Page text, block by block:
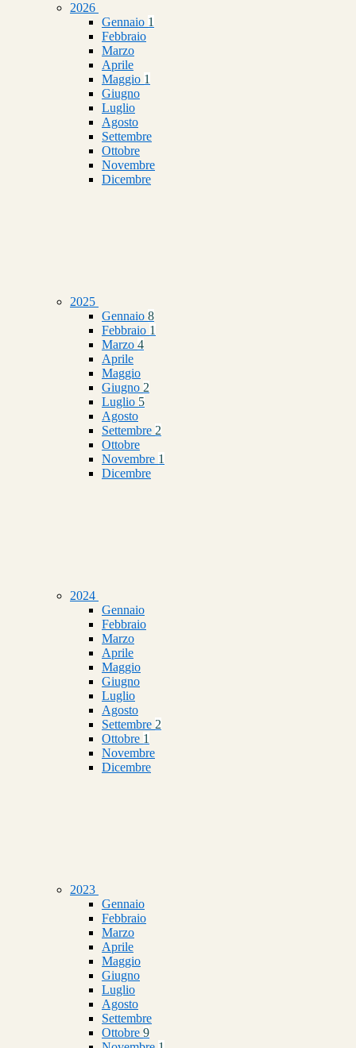
2026
Gennaio 1
Febbraio
Marzo
Aprile
Maggio 1
Giugno
Luglio
Agosto
Settembre
Ottobre
Novembre
Dicembre
2025
Gennaio 8
Febbraio 1
Marzo 4
Aprile
Maggio
Giugno 2
Luglio 5
Agosto
Settembre 2
Ottobre
Novembre 1
Dicembre
2024
Gennaio
Febbraio
Marzo
Aprile
Maggio
Giugno
Luglio
Agosto
Settembre 2
Ottobre 1
Novembre
Dicembre
2023
Gennaio
Febbraio
Marzo
Aprile
Maggio
Giugno
Luglio
Agosto
Settembre
Ottobre 9